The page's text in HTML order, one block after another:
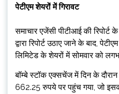
पेटीएम शेयरों में गिरावट
समाचार एजेंसी पीटीआई की रिपोर्ट
द्वारा रिपोर्ट उठाए जाने के बाद,
लिमिटेड के शेयरों में सोमवार को
बॉम्बे स्टॉक एक्सचेंज में दिन के
662.25 रुपये पर पहुंच गया, जो